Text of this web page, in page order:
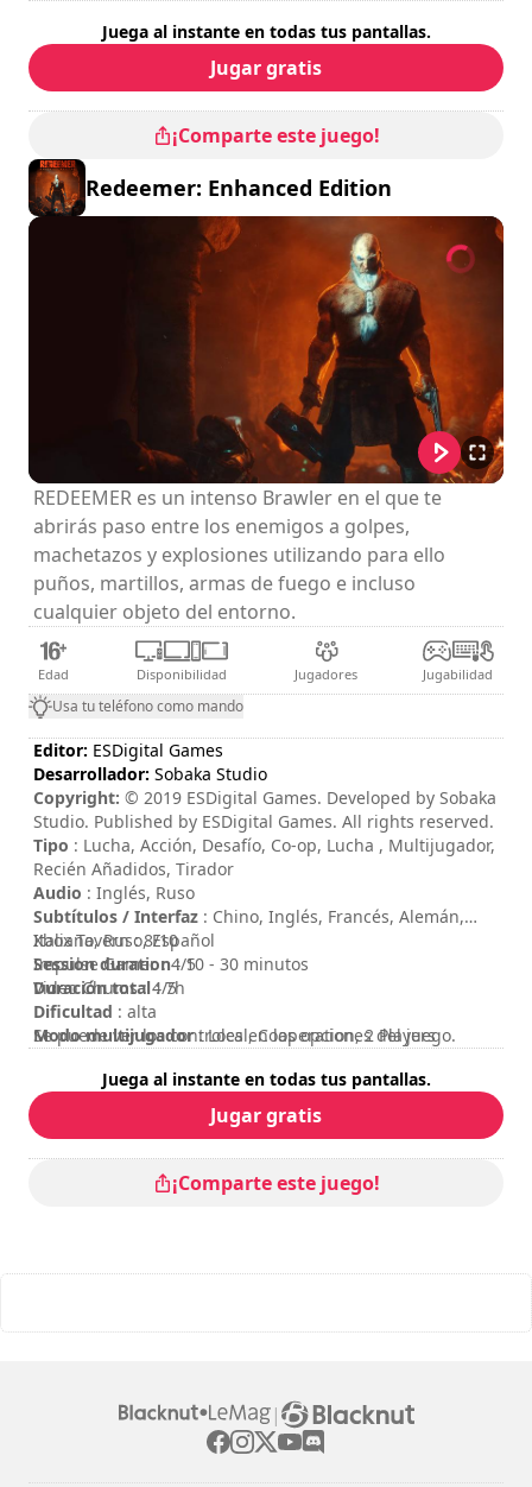
Juega al instante en todas tus pantallas.
Jugar gratis
¡Comparte este juego!
Redeemer: Enhanced Edition
REDEEMER es un intenso Brawler en el que te
abrirás paso entre los enemigos a golpes,
machetazos y explosiones utilizando para ello
puños, martillos, armas de fuego e incluso
cualquier objeto del entorno.
Edad Disponibilidad Jugadores Jugabilidad
Usa tu teléfono como mando
Editor: ESDigital Games
Desarrollador: Sobaka Studio
Copyright: © 2019 ESDigital Games. Developed by Sobaka
Studio. Published by ESDigital Games. All rights reserved.
Tipo : Lucha, Acción, Desafío, Co-op, Lucha , Multijugador,
Recién Añadidos, Tirador
Audio : Inglés, Ruso
Subtítulos / Interfaz : Chino, Inglés, Francés, Alemán,
Italiano, Ruso, Español
Session duration: 10 - 30 minutos
Duración total: 7h
Dificultad : alta
Modo multijugador: Local, Cooperation, 2 Players
Xbox Tavern : 8/10
Impulse Gamer : 4/5
Video Chums : 4/5
Se puede ver los controles en las opciones del juego.
Juega al instante en todas tus pantallas.
Jugar gratis
¡Comparte este juego!
|